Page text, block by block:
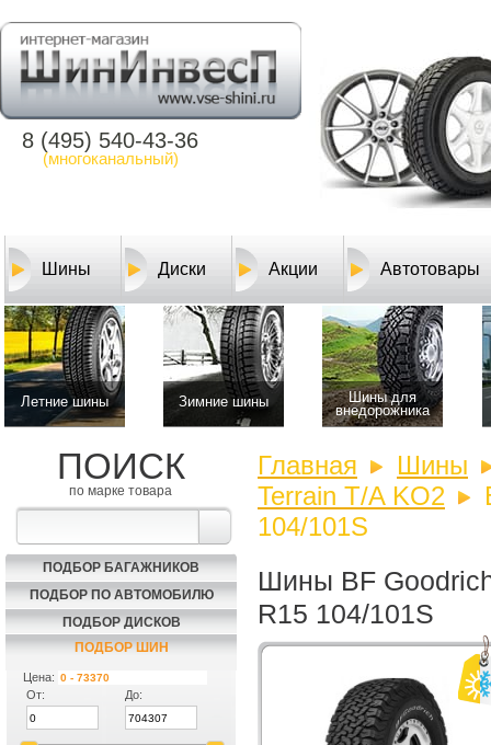
8 (495) 540-43-36
(многоканальный)
Шины Диски Акции Автотовары
Летние шины Зимние шины
Шины для
внедорожника
ПОИСК
по марке товара
ПОДБОР БАГАЖНИКОВ
ПОДБОР ПО АВТОМОБИЛЮ
ПОДБОР ДИСКОВ
ПОДБОР ШИН
Цена:
От:
До:
Главная
Шины
Terrain T/A KO2
104/101S
Шины BF
R15 104/101S